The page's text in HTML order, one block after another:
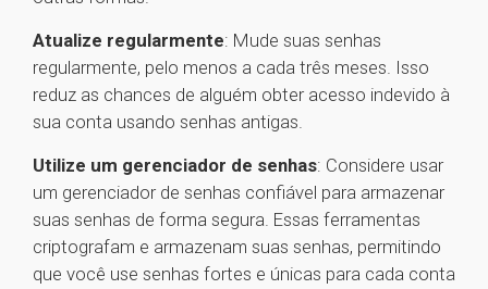
Atualize regularmente: Mude suas senhas
regularmente, pelo menos a cada três meses. Isso
reduz as chances de alguém obter acesso indevido à
sua conta usando senhas antigas.
Utilize um gerenciador de senhas: Considere usar
um gerenciador de senhas confiável para armazenar
suas senhas de forma segura. Essas ferramentas
criptografam e armazenam suas senhas, permitindo
que você use senhas fortes e únicas para cada conta